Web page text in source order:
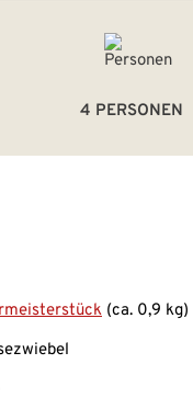
4 PERSONEN
(ca. 0,9 kg)